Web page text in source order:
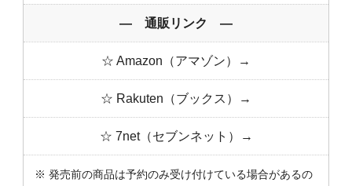
― 通販リンク ―
☆ Amazon（アマゾン）→
☆ Rakuten（ブックス）→
☆ 7net（セブンネット）→
※ 発売前の商品は予約のみ受け付けている場合があるの